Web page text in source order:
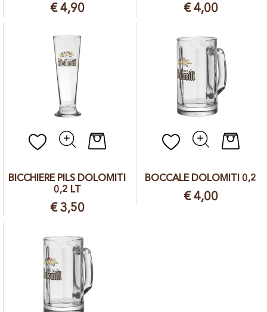
€ 4,90 € 4,00
Quantità
BICCHIERE PILS DOLOMITI
0,2 LT
€ 3,50
BOCCALE DOLOMITI 0,2
€ 4,00